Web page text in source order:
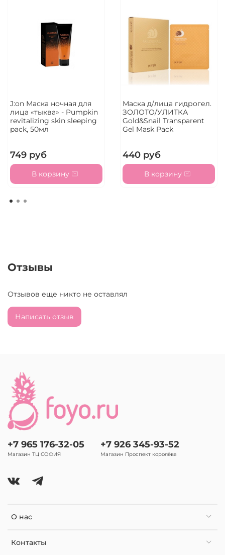
J:on Маска ночная для
лица «тыква» - Pumpkin
revitalizing skin sleeping
pack, 50мл
749 руб
В корзину
Маска д/лица гидрогел.
ЗОЛОТО/УЛИТКА
Gold&Snail Transparent
Gel Mask Pack
440 руб
В корзину
Отзывы
Отзывов еще никто не оставлял
Написать отзыв
О нас
Контакты
+7 965 176-32-05
Магазин ТЦ СОФИЯ
+7 926 345-93-52
Магазин Проспект королёва